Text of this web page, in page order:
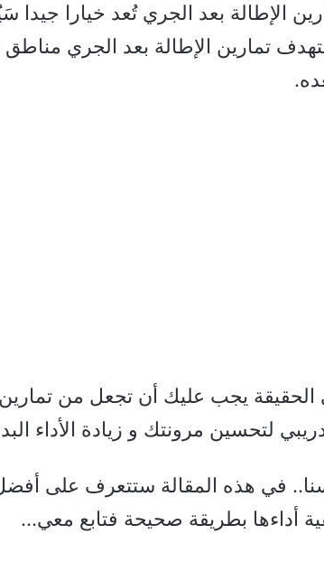
الإطالة بعد الجري تُعد خيارا
تمارين الإطالة بعد الجري مناطق
يجب عليك أن تجعل من
لتحسين مرونتك و زيادة الأداء
أداءها بطريقة صحيحة فتابع معي…